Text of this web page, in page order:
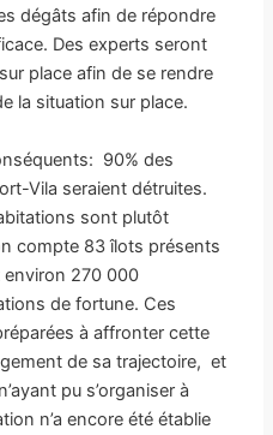
dégâts afin de répondre
Des experts seront
place afin de se rendre
la situation sur place.
90% des
Vila seraient détruites.
sont plutôt
compte 83 îlots présents
270 000
de fortune. Ces
à affronter cette
de sa trajectoire, et
pu s’organiser à
n’a encore été établie